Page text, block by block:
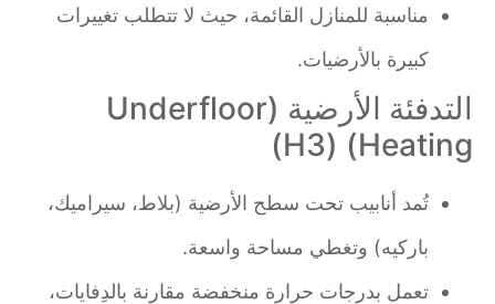
مناسبة للمنازل القائمة، حيث لا تتطلب تغييرات
كبيرة بالأرضيات.
التدفئة الأرضية (Underfloor
Heating) (H3)
تُمد أنابيب تحت سطح الأرضية (بلاط، سيراميك،
باركيه) وتغطي مساحة واسعة.
تعمل بدرجات حرارة منخفضة مقارنة بالدِفايات،